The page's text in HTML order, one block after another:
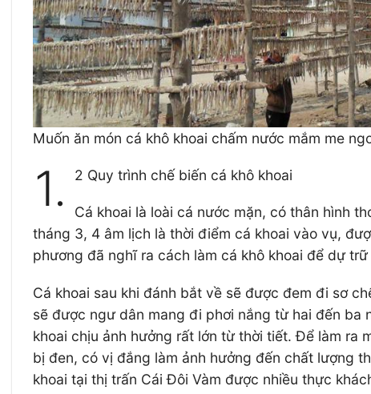
Muốn ăn món cá khô khoai chấm nước mắm me
1. 2 Quy trình chế biến cá khô khoai
Cá khoai là loài cá nước mặn, có thân hình
tháng 3, 4 âm lịch là thời điểm cá khoai vào vụ,
phương đã nghĩ ra cách làm cá khô khoai để dự
Cá khoai sau khi đánh bắt về sẽ được đem đi sơ
sẽ được ngư dân mang đi phơi nắng từ hai đến ba
khoai chịu ảnh hưởng rất lớn từ thời tiết. Để làm ra
bị đen, có vị đắng làm ảnh hưởng đến chất lượng
khoai tại thị trấn Cái Đôi Vàm được nhiều thực